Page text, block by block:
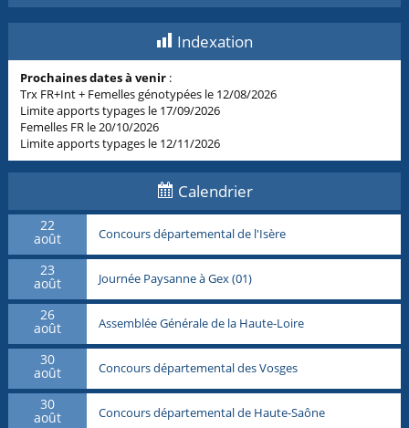
Indexation
Prochaines dates à venir :
Trx FR+Int + Femelles génotypées le 12/08/2026
Limite apports typages le 17/09/2026
Femelles FR le 20/10/2026
Limite apports typages le 12/11/2026
Calendrier
22
août Concours départemental de l'Isère
23
août Journée Paysanne à Gex (01)
26
août Assemblée Générale de la Haute-Loire
30
août Concours départemental des Vosges
30
août Concours départemental de Haute-Saône